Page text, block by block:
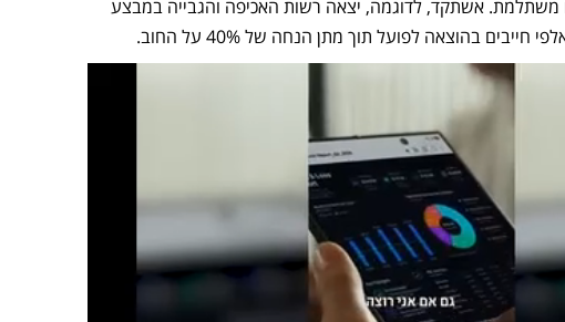
בהוצאה לפועל תוך מתן הנחה של 40% על החוב.